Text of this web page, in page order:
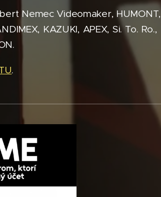
Nemec Videomaker, HUMONT,
KAZUKI, APEX, Si. To. Ro.,
.